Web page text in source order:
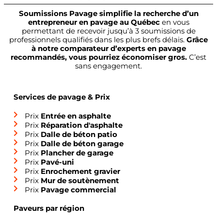
Soumissions Pavage simplifie la recherche d’un
entrepreneur en pavage au Québecen vous
permettant de recevoir jusqu’à 3 soumissions de
professionnels qualifiés dans les plus brefs délais. Grâce
à notre comparateur d’experts en pavage
recommandés, vous pourriez économiser gros. C’est
sans engagement.
Services de pavage & Prix
Prix Entrée en asphalte
Prix Réparation d'asphalte
Prix Dalle de béton patio
Prix Dalle de béton garage
Prix Plancher de garage
Prix Pavé-uni
Prix Enrochement gravier
Prix Mur de soutènement
Prix Pavage commercial
Paveurs par région